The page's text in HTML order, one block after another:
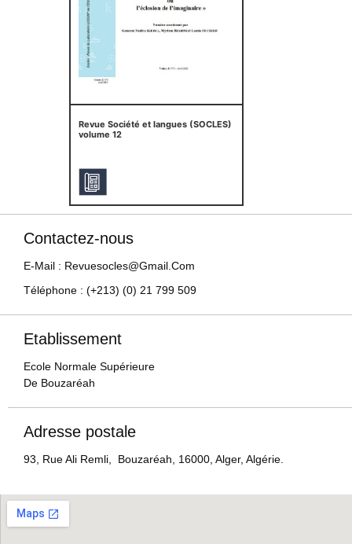
Revue Société et langues (SOCLES)
volume 12
Contactez-nous
E-Mail : Revuesocles@gmail.com
Téléphone : (+213) (0) 21 799 509
Etablissement
Ecole Normale Supérieure
De Bouzaréah
Adresse postale
93, Rue Ali Remli, Bouzaréah, 16000, Alger, Algérie.